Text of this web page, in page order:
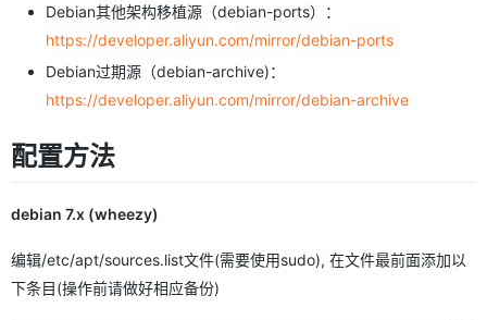
Debian其他架构移植源（debian-ports）：
https://developer.aliyun.com/mirror/debian-ports
Debian过期源（debian-archive)：
https://developer.aliyun.com/mirror/debian-archive
配置方法
debian 7.x (wheezy)
编辑/etc/apt/sources.list文件(需要使用sudo), 在文件最前面添加以
下条目(操作前请做好相应备份)